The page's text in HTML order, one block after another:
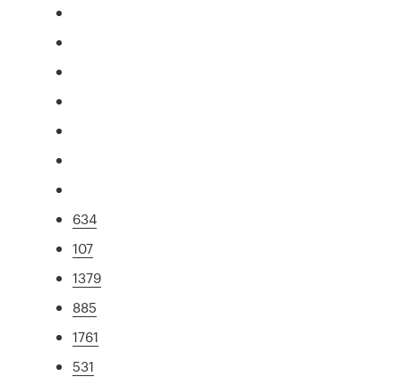
634
107
1379
885
1761
531